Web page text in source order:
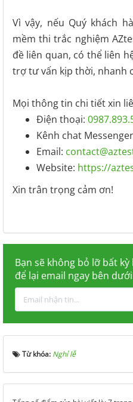
Vì vậy, nếu Quý khách
mềm thi trắc nghiệm
đề liên quan, có thể liên
trợ tư vấn kịp thời, nhanh
Mọi thông tin chi tiết xin
Điện thoại:
Kênh chat
Email:
Website: https://
Xin trân trọng cảm ơn!
Bạn sẽ không bỏ lỡ bất
để lại email ngay bên
Từ khóa: Nghỉ lễ